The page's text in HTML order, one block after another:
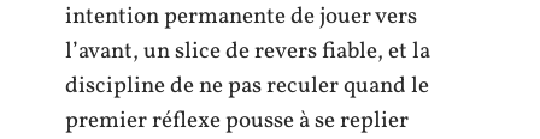
intention permanente de jouer vers
l’avant, un slice de revers fiable, et la
discipline de ne pas reculer quand le
premier réflexe pousse à se replier